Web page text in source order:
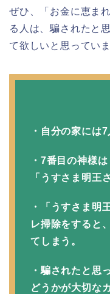
ぜひ、「お金に恵ま
る人は、騙されたと
て欲しいと思っていま
・自分の家には
・7番目の神様
「うすさま明王
・「うすさま明
レ掃除をすると
てしまう。
・騙されたと思
どうかが大切な